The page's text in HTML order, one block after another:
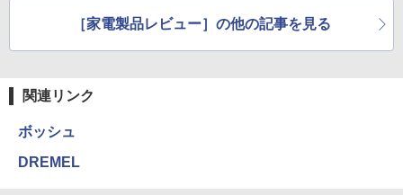
［家電製品レビュー］の他の記事を見る
関連リンク
ボッシュ
DREMEL